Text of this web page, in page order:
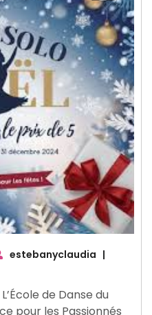
estebanyclaudia |
de Danse du
pour les Passionnés